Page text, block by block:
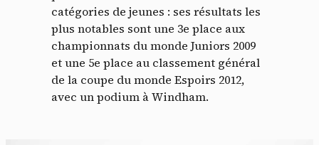
catégories de jeunes : ses résultats les
plus notables sont une 3e place aux
championnats du monde Juniors 2009
et une 5e place au classement général
de la coupe du monde Espoirs 2012,
avec un podium à Windham.